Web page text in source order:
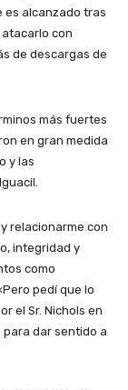
es alcanzado tras
con
de descargas de
más fuertes
en gran medida
y las
relacionarme con
integridad y
como
pedí que lo
el Sr. Nichols en
dar sentido a